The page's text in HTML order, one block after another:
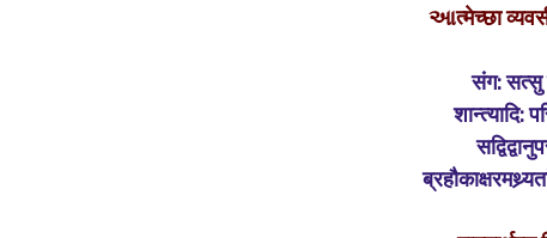
આत्मेच्छा
संग: सत्सु
शान्त्यादि: